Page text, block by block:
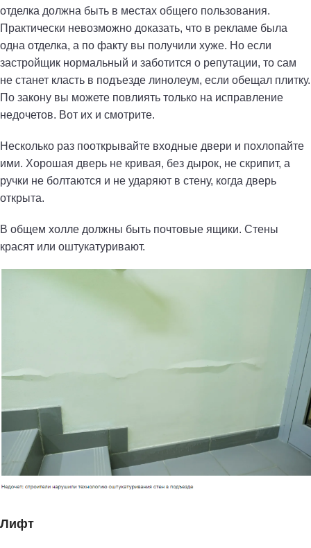
отделка должна быть в местах общего пользования.
Практически невозможно доказать, что в рекламе была
одна отделка, а по факту вы получили хуже. Но если
застройщик нормальный и заботится о репутации, то сам
не станет класть в подъезде линолеум, если обещал плитку.
По закону вы можете повлиять только на исправление
недочетов. Вот их и смотрите.
Несколько раз пооткрывайте входные двери и похлопайте
ими. Хорошая дверь не кривая, без дырок, не скрипит, а
ручки не болтаются и не ударяют в стену, когда дверь
открыта.
В общем холле должны быть почтовые ящики. Стены
красят или оштукатуривают.
Лифт